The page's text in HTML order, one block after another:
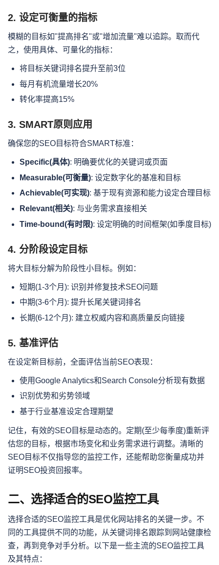
2. 设定可衡量的指标
模糊的目标如"提高排名"或"增加流量"难以追踪。取而代
之，使用具体、可量化的指标：
将目标关键词排名提升至前3位
每月有机流量增长20%
转化率提高15%
3. SMART原则应用
确保您的SEO目标符合SMART标准：
Specific(具体): 明确要优化的关键词或页面
Measurable(可衡量): 设定数字化的基准和目标
Achievable(可实现): 基于现有资源和能力设定合理目标
Relevant(相关): 与业务需求直接相关
Time-bound(有时限): 设定明确的时间框架(如季度目标)
4. 分阶段设定目标
将大目标分解为阶段性小目标。例如：
短期(1-3个月): 识别并修复技术SEO问题
中期(3-6个月): 提升长尾关键词排名
长期(6-12个月): 建立权威内容和高质量反向链接
5. 基准评估
在设定新目标前，全面评估当前SEO表现：
使用Google Analytics和Search Console分析现有数据
识别优势和劣势领域
基于行业基准设定合理期望
记住，有效的SEO目标是动态的。定期(至少每季度)重新评
估您的目标，根据市场变化和业务需求进行调整。清晰的
SEO目标不仅指导您的监控工作，还能帮助您衡量成功并
证明SEO投资回报率。
二、选择适合的SEO监控工具
选择合适的SEO监控工具是优化网站排名的关键一步。不
同的工具提供不同的功能，从关键词排名跟踪到网站健康检
查，再到竞争对手分析。以下是一些主流的SEO监控工具
及其特点：